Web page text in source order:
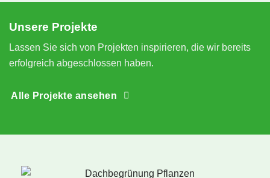
Unsere Projekte
Lassen Sie sich von Projekten inspirieren, die wir bereits
erfolgreich abgeschlossen haben.
Alle Projekte ansehen